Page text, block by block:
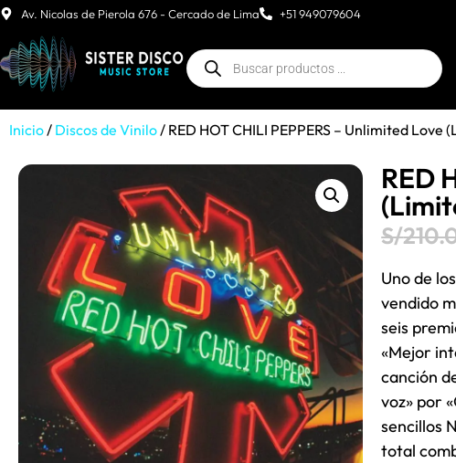
Av. Nicolas de Pierola 676 - Cercado de Lima +51 949079604
Inicio/ Discos de Vinilo/ RED HOT CHILI PEPPERS – Unlimited Love
RED
S/
Uno de
vendido
seis
«Mejor
canción
voz» por
sencillos
total